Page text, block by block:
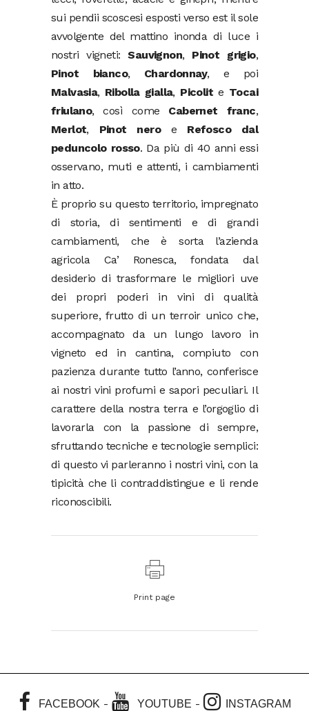
sui pendii scoscesi esposti verso est il sole
avvolgente del mattino inonda di luce i
nostri vigneti:Sauvignon, Pinot grigio,
Pinot bianco, Chardonnay, e poi
Malvasia, Ribolla gialla, Picolite Tocai
friulano, così come Cabernet franc,
Merlot, Pinot neroe Refosco dal
peduncolo rosso. Da più di 40 anni essi
osservano, muti e attenti, i cambiamenti
in atto.
È proprio su questo territorio, impregnato
di storia, di sentimenti e di grandi
cambiamenti, che è sorta l’azienda
agricola Ca’ Ronesca, fondata dal
desiderio di trasformare le migliori uve
dei propri poderi in vini di qualità
superiore, frutto di un terroir unico che,
accompagnato da un lungo lavoro in
vigneto ed in cantina, compiuto con
pazienza durante tutto l’anno, conferisce
ai nostri vini profumi e sapori peculiari. Il
carattere della nostra terra e l’orgoglio di
lavorarla con la passione di sempre,
sfruttando tecniche e tecnologie semplici:
di questo vi parleranno i nostri vini, con la
tipicità che li contraddistingue e li rende
riconoscibili.
Print page
FACEBOOK - YOUTUBE - INSTAGRAM